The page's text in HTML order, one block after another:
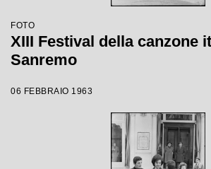
FOTO
XIII Festival della canzone
Sanremo
06 FEBBRAIO 1963